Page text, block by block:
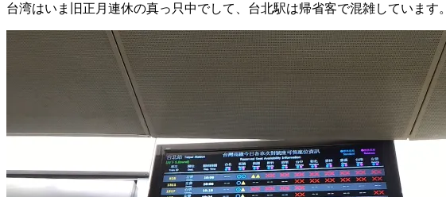
台湾はいま旧正月連休の真っ只中でして、台北駅は帰省客で混雑しています。